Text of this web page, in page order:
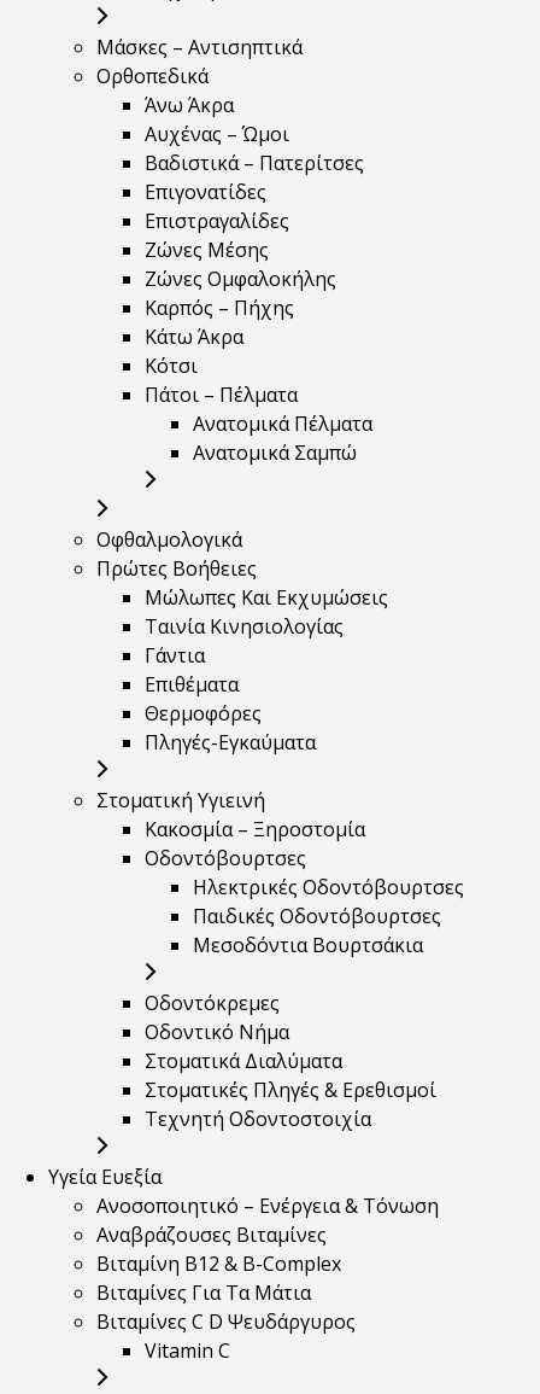
Μάσκες – Αντισηπτικά
Ορθοπεδικά
Άνω Άκρα
Αυχένας – Ώμοι
Βαδιστικά – Πατερίτσες
Επιγονατίδες
Επιστραγαλίδες
Ζώνες Μέσης
Ζώνες Ομφαλοκήλης
Καρπός – Πήχης
Κάτω Άκρα
Κότσι
Πάτοι – Πέλματα
Ανατομικά Πέλματα
Ανατομικά Σαμπώ
Οφθαλμολογικά
Πρώτες Βοήθειες
Μώλωπες Και Εκχυμώσεις
Ταινία Κινησιολογίας
Γάντια
Επιθέματα
Θερμοφόρες
Πληγές-Εγκαύματα
Στοματική Υγιεινή
Κακοσμία – Ξηροστομία
Οδοντόβουρτσες
Ηλεκτρικές Οδοντόβουρτσες
Παιδικές Οδοντόβουρτσες
Μεσοδόντια Βουρτσάκια
Οδοντόκρεμες
Οδοντικό Νήμα
Στοματικά Διαλύματα
Στοματικές Πληγές & Ερεθισμοί
Τεχνητή Οδοντοστοιχία
Υγεία Ευεξία
Ανοσοποιητικό – Ενέργεια & Τόνωση
Αναβράζουσες Βιταμίνες
Βιταμίνη B12 & Β-Complex
Βιταμίνες Για Τα Μάτια
Βιταμίνες C D Ψευδάργυρος
Vitamin C